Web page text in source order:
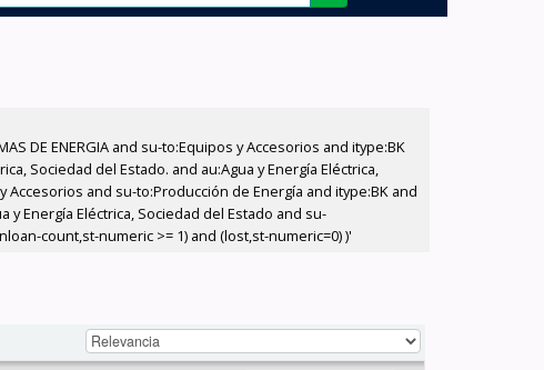
DE ENERGIA and su-to:Equipos y Accesorios and itype:BK
Sociedad del Estado. and au:Agua y Energía Eléctrica,
and su-to:Producción de Energía and itype:BK and
y Energía Eléctrica, Sociedad del Estado and su-
count,st-numeric >= 1) and (lost,st-numeric=0) )'